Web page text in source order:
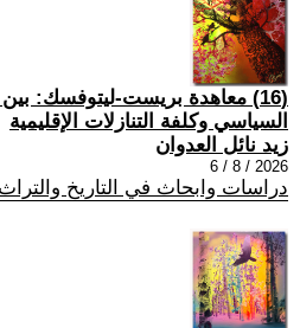
(16) معاهدة بريست-ليتوفسك:
السياسي وكلفة التنازلات الإقليمية
زيد نائل العدوان
2026 / 8 / 6
دراسات وابحاث في التاريخ